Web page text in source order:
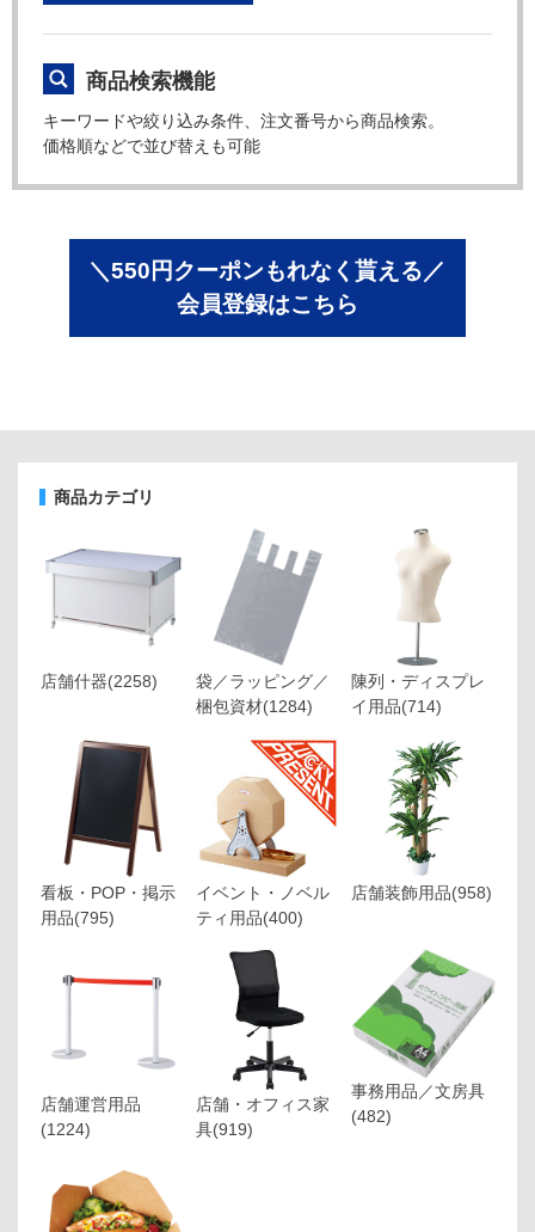
商品検索機能
キーワードや絞り込み条件、注文番号から商品検索。
価格順などで並び替えも可能
＼550円クーポンもれなく貰える／
会員登録はこちら
商品カテゴリ
店舗什器(2258)
袋／ラッピング／
梱包資材(1284)
陳列・ディスプレ
イ用品(714)
看板・POP・掲示
用品(795)
イベント・ノベル
ティ用品(400)
店舗装飾用品(958)
店舗運営用品
(1224)
店舗・オフィス家
具(919)
事務用品／文房具
(482)